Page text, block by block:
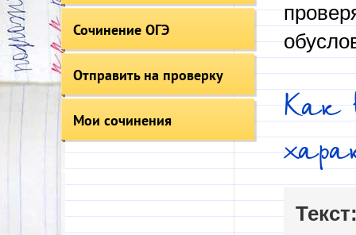
Сочинение ОГЭ
Отправить на проверку
Мои сочинения
Как